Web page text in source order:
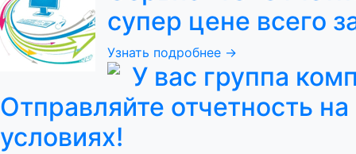
супер цене всего
Узнать подробнее →
У вас группа
Отправляйте отчетность
условиях!